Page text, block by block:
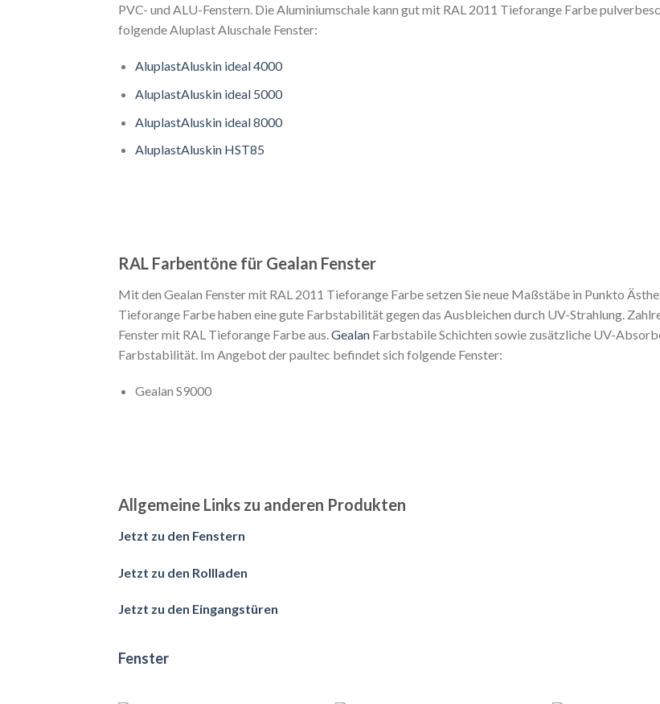
PVC- und ALU-Fenstern. Die Aluminiumschale kann gut mit RAL 2011 Tieforange Farbe
folgende Aluplast Aluschale Fenster:
AluplastAluskin ideal 4000
AluplastAluskin ideal 5000
AluplastAluskin ideal 8000
AluplastAluskin HST85
RAL Farbentöne für Gealan Fenster
Mit den Gealan Fenster mit RAL 2011 Tieforange Farbe setzen Sie neue Maßstäbe in Punkto
Tieforange Farbe haben eine gute Farbstabilität gegen das Ausbleichen durch UV-Strahlung.
Fenster mit RAL Tieforange Farbe aus. Gealan Farbstabile Schichten sowie zusätzliche UV-
Farbstabilität. Im Angebot der paultec befindet sich folgende Fenster:
Gealan S9000
Allgemeine Links zu anderen Produkten
Jetzt zu den Fenstern
Jetzt zu den Rollladen
Jetzt zu den Eingangstüren
Fenster